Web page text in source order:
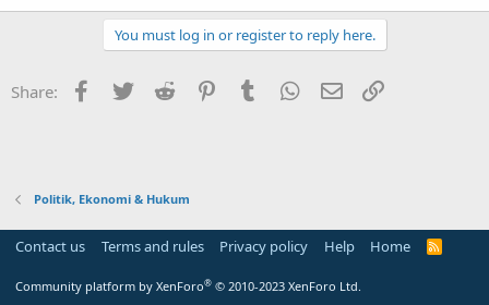
You must log in or register to reply here.
Share: Facebook
Twitter Reddit PinterestTumblr WhatsApp
Email
Politik, Ekonomi & Hukum
Contact us Terms and rules Privacy policy Help Home
R
Community platform by XenForo® © 2010-2023 XenForo Ltd.